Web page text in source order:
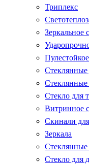
Триплекс
Зеркальное
Стеклянные
Стеклянные
Стекло для
Витринное
Скинали
Зеркала
Стекло для